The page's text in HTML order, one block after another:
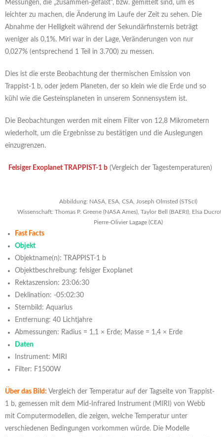
Messungen, die „zusammen-gefaßt“, bzw. gemittelt sind, um es
leichter zu machen, die Änderung im Laufe der Zeit zu sehen. Die
Abnahme der Helligkeit während der Sekundärfinsternis beträgt
weniger als 0,1%. Miri war in der Lage, Veränderungen von nur
0,027% (entsprechend 1 Teil in 3.700) zu messen.
Dies ist die erste Beobachtung der thermischen Emission von
Trappist-1 b, oder jedem Planeten, der so klein wie die Erde und so
kühl wie die Gesteinsplaneten in unserem Sonnensystem ist.
Die Beobachtungen werden mit einem Filter von 12,8 Mikrometern
wiederholt, um die Ergebnisse zu bestätigen und die Auslegungen
einzugrenzen.
Felsiger Exoplanet TRAPPIST-1 b (Vergleich der Tagestemperaturen)
Abbildung: NASA, ESA, CSA, Joseph Olmsted (STScI)
Wissenschaft: Thomas P. Greene (NASA Ames), Taylor Bell (BAERI), Elsa
Pierre-Olivier Lagage (CEA)
Fast Facts
Objekt
Objektname(n): TRAPPIST-1 b
Objektbeschreibung: felsiger Exoplanet
Rektaszension: 23:06:30
Deklination: -05:02:30
Sternbild: Aquarius
Entfernung: 40 Lichtjahre
Abmessungen: Radius = 1,1 × Erde; Masse = 1,4 × Erde
Daten
Instrument: MIRI
Filter: F1500W
Über das Bild: Vergleich der Temperatur auf der Tagseite von Trappist-
1 b, gemessen mit dem Mid-Infrared Instrument (MIRI) von Webb
mit Computermodellen, die zeigen, welche Temperatur unter
verschiedenen Bedingungen vorkommen würde. Die Modelle